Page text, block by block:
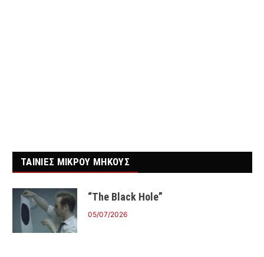
ΤΑΙΝΙΕΣ ΜΙΚΡΟΥ ΜΗΚΟΥΣ
“The Black Hole”
05/07/2026